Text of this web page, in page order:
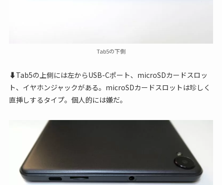
Tab5の下側
⬇Tab5の上側には左からUSB-Cポート、microSDカードスロッ
ト、イヤホンジャックがある。microSDカードスロットは珍しく
直挿しするタイプ。個人的には嫌だ。